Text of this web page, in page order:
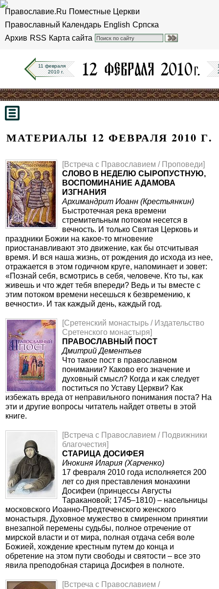
Православие.Ru Поместные Церкви
Православный Календарь English Српска
Архив RSS Карта сайта
11 февраля
2010 г.
МАТЕРИАЛЫ 12 ФЕВРАЛЯ 2010 Г.
[Встреча с Православием / Проповеди]
СЛОВО В НЕДЕЛЮ СЫРОПУСТНУЮ,
ВОСПОМИНАНИЕ АДАМОВА
ИЗГНАНИЯ
Архимандрит Иоанн (Крестьянкин)
Быстротечная река времени
стремительным потоком несется в
вечность. И только Святая Церковь и
праздники Божии на какое-то мгновение
приостанавливают это движение, как бы отсчитывая
время. И вся наша жизнь, от рождения до исхода из нее,
отражается в этом годичном круге, напоминает и зовет:
«Познай себя, всмотрись в себя, человече. Кто ты, как
живешь и что ждет тебя впереди? Ведь и ты вместе с
этим потоком времени несешься к безвремению, к
вечности». И так каждый день, каждый год.
[Сретенский монастырь / Издательство
Сретенского монастыря]
ПРАВОСЛАВНЫЙ ПОСТ
Дмитрий Дементьев
Что такое пост в православном
понимании? Каково его значение и
духовный смысл? Когда и как следует
поститься по Уставу Церкви? Как
избежать вреда от неправильного понимания поста? На
эти и другие вопросы читатель найдет ответы в этой
книге.
[Встреча с Православием / Подвижники
благочестия]
СТАРИЦА ДОСИФЕЯ
Инокиня Илария (Харченко)
17 февраля 2010 года исполняется 200
лет со дня преставления монахини
Досифеи (принцессы Августы
Таракановой; 1745–1810) – насельницы
московского Иоанно-Предтеченского женского
монастыря. Духовное мужество в смиренном принятии
внезапной перемены судьбы, полное отречение от
мирской власти и от мира, полная отдача себя воле
Божией, хождение крестным путем до конца и
обретение на этом пути свободы и святости – все это
явила преподобная старица Досифея в полноте.
[Встреча с Православием /